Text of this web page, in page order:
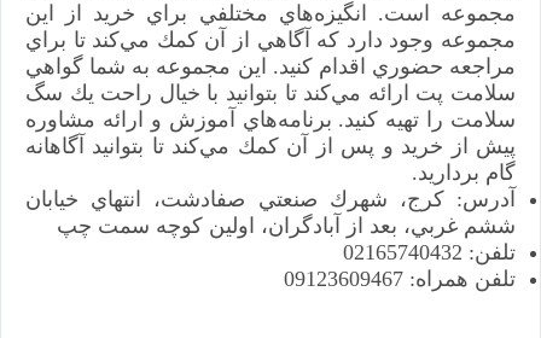
مجموعه است. انگيزه‌هاي مختلفي براي خريد از اين
مجموعه وجود دارد كه آگاهي از آن كمك مي‌كند تا براي
مراجعه حضوري اقدام كنيد. اين مجموعه به شما گواهي
سلامت پت ارائه مي‌كند تا بتوانيد با خيال راحت يك سگ
سلامت را تهيه كنيد. برنامه‌هاي آموزش و ارائه مشاوره
پيش از خريد و پس از آن كمك مي‌كند تا بتوانيد آگاهانه
گام برداريد.
آدرس: كرج، شهرك صنعتي صفادشت، انتهاي خيابان
ششم غربي، بعد از آبادگران، اولين كوچه سمت چپ
تلفن: 02165740432
تلفن همراه: 09123609467